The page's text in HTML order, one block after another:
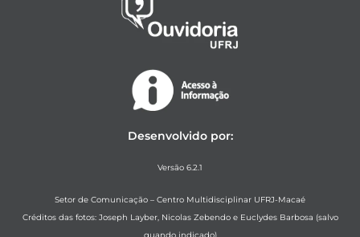
Desenvolvido por:
Versão 6.2.1
Setor de Comunicação – Centro Multidisciplinar UFRJ-Macaé
Créditos das fotos: Joseph Layber, Nicolas Zebendo e Euclydes Barbosa (salvo